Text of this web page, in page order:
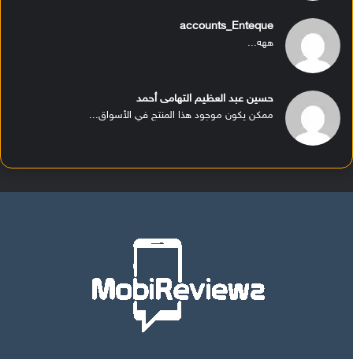
accounts_Enteque
ههه...
حسين عبد العظيم التهامى أحمد
ممكن يكون موجود هذا المنتج في الأسواق...